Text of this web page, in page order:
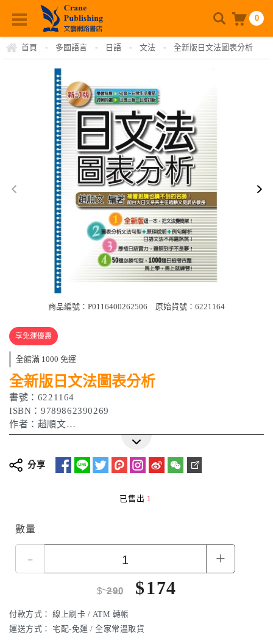
0
首頁 - 多國語言 - 日語 - 文法 - 全新版日文法圖表分析
商品編號：P0116400262506 原始貨號：6221164
享免運優惠
全館滿 1000 免運
全新版日文法圖表分析
書號：6221164
ISBN：9789862390269
作者：趙順文
出版日期：2009/09/07
分享
已售出 1
數量
- +
$290 $174
付款方式： 線上刷卡 / ATM 轉帳
運送方式：
宅配-免運 / 全家常溫取貨